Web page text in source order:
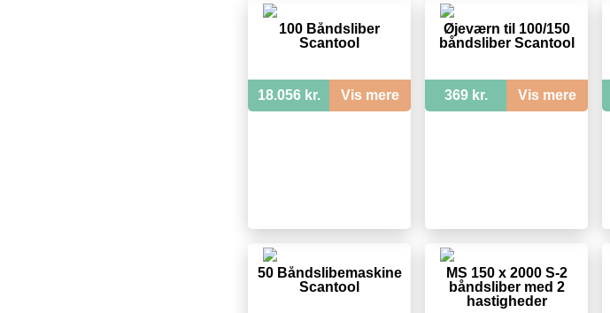
100 Båndsliber
Scantool
18.056 kr. Vis mere
Øjeværn til 100/150
båndsliber Scantool
369 kr. Vis mere
50 Båndslibemaskine
Scantool
MS 150 x 2000 S-2
båndsliber med 2
hastigheder